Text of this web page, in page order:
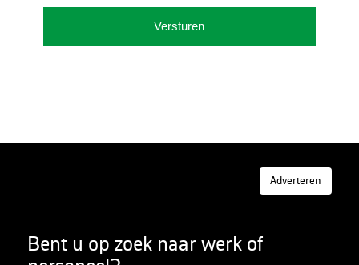
Adverteren
Bent u op zoek naar werk of